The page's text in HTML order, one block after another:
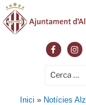
Cerca:
Inici » Notícies